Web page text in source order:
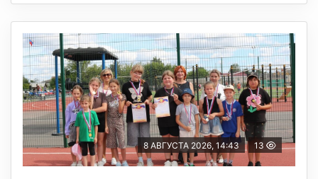
8 АВГУСТА 2026, 14:43 13